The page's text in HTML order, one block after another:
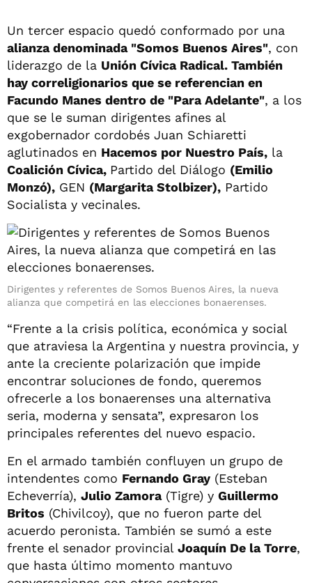
Un tercer espacio quedó conformado por una
alianza denominada "Somos Buenos Aires", con
liderazgo de la Unión Cívica Radical. También
hay correligionarios que se referencian en
Facundo Manes dentro de "Para Adelante", a los
que se le suman dirigentes afines al
exgobernador cordobés Juan Schiaretti
aglutinados en Hacemos por Nuestro País, la
Coalición Cívica, Partido del Diálogo (Emilio
Monzó), GEN (Margarita Stolbizer), Partido
Socialista y vecinales.
Dirigentes y referentes de Somos Buenos Aires, la nueva
alianza que competirá en las elecciones bonaerenses.
“Frente a la crisis política, económica y social
que atraviesa la Argentina y nuestra provincia, y
ante la creciente polarización que impide
encontrar soluciones de fondo, queremos
ofrecerle a los bonaerenses una alternativa
seria, moderna y sensata”, expresaron los
principales referentes del nuevo espacio.
En el armado también confluyen un grupo de
intendentes como Fernando Gray (Esteban
Echeverría), Julio Zamora(Tigre) y Guillermo
Britos (Chivilcoy), que no fueron parte del
acuerdo peronista. También se sumó a este
frente el senador provincial Joaquín De la Torre,
que hasta último momento mantuvo